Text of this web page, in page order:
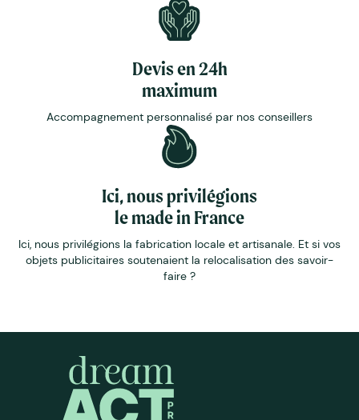
Devis en 24h
maximum
Accompagnement personnalisé par nos conseillers
Ici, nous privilégions
le made in France
Ici, nous privilégions la fabrication locale et artisanale. Et si vos
objets publicitaires soutenaient la relocalisation des savoir-
faire ?